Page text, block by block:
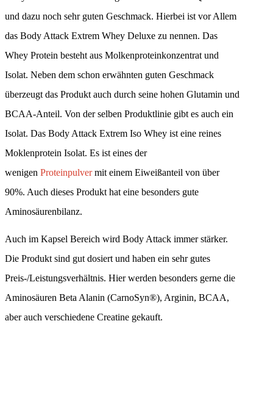
und dazu noch sehr guten Geschmack. Hierbei ist vor Allem
das Body Attack Extrem Whey Deluxe zu nennen. Das
Whey Protein besteht aus Molkenproteinkonzentrat und
Isolat. Neben dem schon erwähnten guten Geschmack
überzeugt das Produkt auch durch seine hohen Glutamin und
BCAA-Anteil. Von der selben Produktlinie gibt es auch ein
Isolat. Das Body Attack Extrem Iso Whey ist eine reines
Moklenprotein Isolat. Es ist eines der
wenigen Proteinpulvermit einem Eiweißanteil von über
90%. Auch dieses Produkt hat eine besonders gute
Aminosäurenbilanz.
Auch im Kapsel Bereich wird Body Attack immer stärker.
Die Produkt sind gut dosiert und haben ein sehr gutes
Preis-/Leistungsverhältnis. Hier werden besonders gerne die
Aminosäuren Beta Alanin (CarnoSyn®), Arginin, BCAA,
aber auch verschiedene Creatine gekauft.